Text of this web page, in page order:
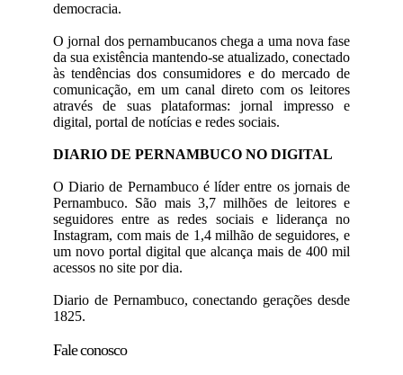
democracia.
O jornal dos pernambucanos chega a uma nova fase
da sua existência mantendo-se atualizado, conectado
às tendências dos consumidores e do mercado de
comunicação, em um canal direto com os leitores
através de suas plataformas: jornal impresso e
digital, portal de notícias e redes sociais.
DIARIO DE PERNAMBUCO NO DIGITAL
O Diario de Pernambuco é líder entre os jornais de
Pernambuco. São mais 3,7 milhões de leitores e
seguidores entre as redes sociais e liderança no
Instagram, com mais de 1,4 milhão de seguidores, e
um novo portal digital que alcança mais de 400 mil
acessos no site por dia.
Diario de Pernambuco, conectando gerações desde
1825.
Fale conosco